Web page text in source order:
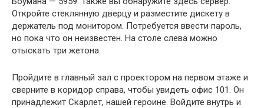
Откройте стеклянную дверцу и разместите дискету в
держатель под монитором. Потребуется ввести пароль,
но пока что он неизвестен. На столе слева можно
отыскать три жетона.
Пройдите в главный зал с проектором на первом этаже и
сверните в коридор справа, чтобы увидеть офис 101. Он
принадлежит Скарлет, нашей героине. Войдите внутрь и